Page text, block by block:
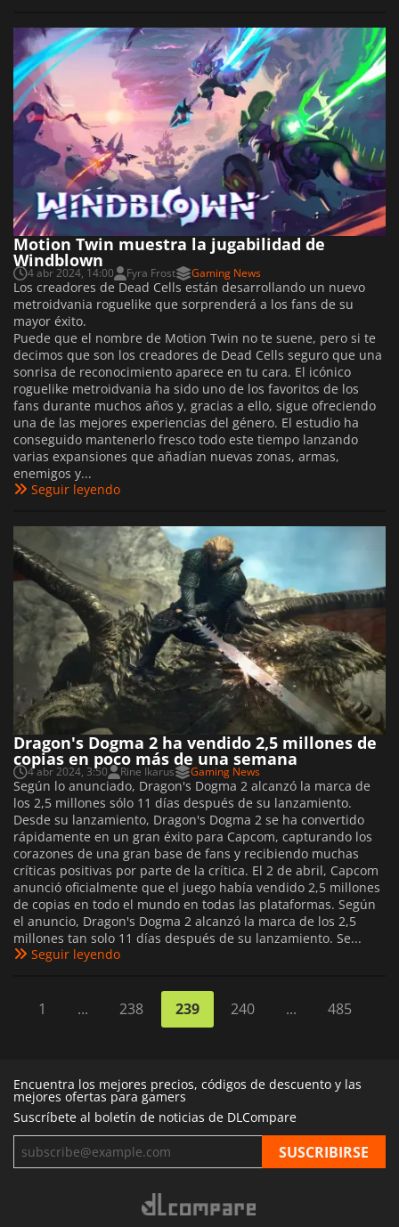
Motion Twin muestra la jugabilidad de
Windblown
4 abr 2024, 14:00 Fyra Frost Gaming News
Los creadores de Dead Cells están desarrollando un nuevo
metroidvania roguelike que sorprenderá a los fans de su
mayor éxito.
Puede que el nombre de Motion Twin no te suene, pero si te
decimos que son los creadores de Dead Cells seguro que una
sonrisa de reconocimiento aparece en tu cara. El icónico
roguelike metroidvania ha sido uno de los favoritos de los
fans durante muchos años y, gracias a ello, sigue ofreciendo
una de las mejores experiencias del género. El estudio ha
conseguido mantenerlo fresco todo este tiempo lanzando
varias expansiones que añadían nuevas zonas, armas,
enemigos y...
Seguir leyendo
Dragon's Dogma 2 ha vendido 2,5 millones de
copias en poco más de una semana
4 abr 2024, 3:50 Rine Ikarus Gaming News
Según lo anunciado, Dragon's Dogma 2 alcanzó la marca de
los 2,5 millones sólo 11 días después de su lanzamiento.
Desde su lanzamiento, Dragon's Dogma 2 se ha convertido
rápidamente en un gran éxito para Capcom, capturando los
corazones de una gran base de fans y recibiendo muchas
críticas positivas por parte de la crítica. El 2 de abril, Capcom
anunció oficialmente que el juego había vendido 2,5 millones
de copias en todo el mundo en todas las plataformas. Según
el anuncio, Dragon's Dogma 2 alcanzó la marca de los 2,5
millones tan solo 11 días después de su lanzamiento. Se...
Seguir leyendo
1 ... 238 239 240 ... 485
Encuentra los mejores precios, códigos de descuento y las
mejores ofertas para gamers
Suscríbete al boletín de noticias de DLCompare